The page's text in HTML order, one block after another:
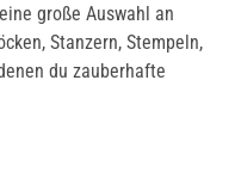
große Auswahl an
Stanzern, Stempeln,
du zauberhafte